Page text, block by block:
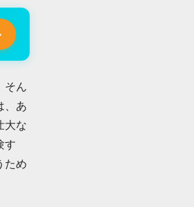
そん
、あ
大な
す
ため